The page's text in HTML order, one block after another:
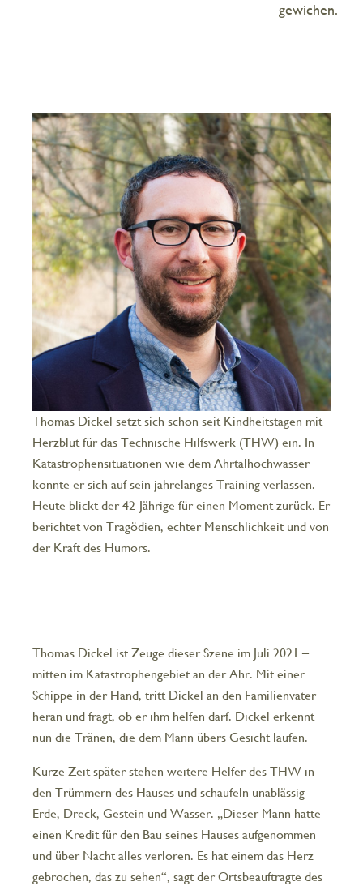
gewichen.
Thomas Dickel setzt sich schon seit Kindheitstagen mit
Herzblut für das Technische Hilfswerk (THW) ein. In
Katastrophensituationen wie dem Ahrtalhochwasser
konnte er sich auf sein jahrelanges Training verlassen.
Heute blickt der 42-Jährige für einen Moment zurück. Er
berichtet von Tragödien, echter Menschlichkeit und von
der Kraft des Humors.
Thomas Dickel ist Zeuge dieser Szene im Juli 2021 –
mitten im Katastrophengebiet an der Ahr. Mit einer
Schippe in der Hand, tritt Dickel an den Familienvater
heran und fragt, ob er ihm helfen darf. Dickel erkennt
nun die Tränen, die dem Mann übers Gesicht laufen.
Kurze Zeit später stehen weitere Helfer des THW in
den Trümmern des Hauses und schaufeln unablässig
Erde, Dreck, Gestein und Wasser. „Dieser Mann hatte
einen Kredit für den Bau seines Hauses aufgenommen
und über Nacht alles verloren. Es hat einem das Herz
gebrochen, das zu sehen“, sagt der Ortsbeauftragte des